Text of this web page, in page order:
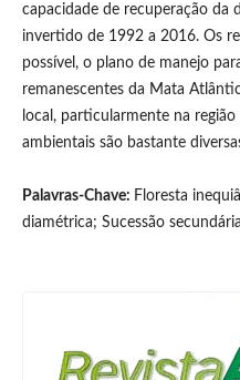
capacidade de recuperação da
invertido de 1992 a 2016. Os
possível, o plano de manejo
remanescentes da Mata
local, particularmente na
ambientais são bastante
Palavras-Chave: Floresta
diamétrica; Sucessão secundária